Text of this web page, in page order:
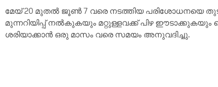
മേയ് 20 മുതൽ ജൂൺ 7 വരെ നടത്തിയ പരിശോധനയെ
മുന്നറിയിപ്പ് നൽകുകയും മറ്റുള്ളവക്ക് പിഴ
ശരിയാക്കാൻ ഒരു മാസം വരെ സമയം അനുവദിച്ചു.